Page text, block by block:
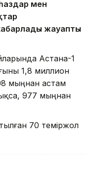
мен
жауапты
Астана-1
1,8 миллион
мыңнан астам
977 мыңнан
70 теміржол